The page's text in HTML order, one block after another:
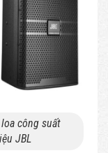
công suất
JBL